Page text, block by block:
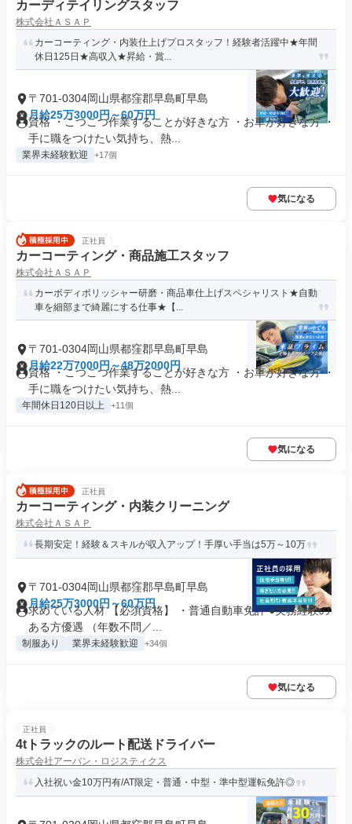
カーディテイリングスタッフ
株式会社ＡＳＡＰ
カーコーティング・内装仕上げプロスタッフ！経験者活躍中★年間
休日125日★高収入★昇給・賞...
〒701-0304岡山県都窪郡早島町早島
月給25万3000円～60万円
資格 ・こつこつ作業することが好きな方 ・お車が好きな方 ・
手に職をつけたい気持ち、熱...
業界未経験歓迎 +17個
気になる
正社員
カーコーティング・商品施工スタッフ
株式会社ＡＳＡＰ
カーボディポリッシャー研磨・商品車仕上げスペシャリスト★自動
車を細部まで綺麗にする仕事★【...
〒701-0304岡山県都窪郡早島町早島
月給22万7000円～48万2000円
資格 ・こつこつ作業することが好きな方 ・お車が好きな方 ・
手に職をつけたい気持ち、熱...
年間休日120日以上 +11個
気になる
正社員
カーコーティング・内装クリーニング
株式会社ＡＳＡＰ
長期安定！経験＆スキルが収入アップ！手厚い手当は5万～10万
〒701-0304岡山県都窪郡早島町早島
月給25万3000円～60万円
求めている人材 【必須資格】 ・普通自動車免許 ●実務経験の
ある方優遇 （年数不問／...
制服あり 業界未経験歓迎 +34個
気になる
正社員
4tトラックのルート配送ドライバー
株式会社アーバン・ロジスティクス
入社祝い金10万円有/AT限定・普通・中型・準中型運転免許◎